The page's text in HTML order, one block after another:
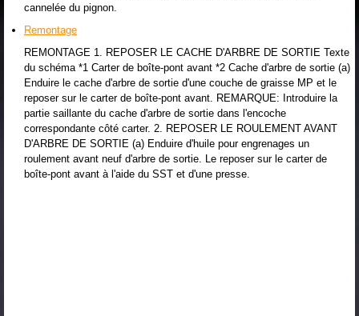
cannelée du pignon.
Remontage
REMONTAGE 1. REPOSER LE CACHE D'ARBRE DE SORTIE Texte
du schéma *1 Carter de boîte-pont avant *2 Cache d'arbre de sortie (a)
Enduire le cache d'arbre de sortie d'une couche de graisse MP et le
reposer sur le carter de boîte-pont avant. REMARQUE: Introduire la
partie saillante du cache d'arbre de sortie dans l'encoche
correspondante côté carter. 2. REPOSER LE ROULEMENT AVANT
D'ARBRE DE SORTIE (a) Enduire d'huile pour engrenages un
roulement avant neuf d'arbre de sortie. Le reposer sur le carter de
boîte-pont avant à l'aide du SST et d'une presse.